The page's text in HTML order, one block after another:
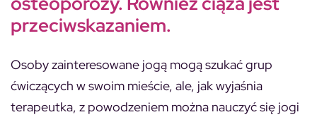
przeciwskazaniem.
Osoby zainteresowane jogą mogą szukać grup
ćwiczących w swoim mieście, ale, jak wyjaśnia
terapeutka, z powodzeniem można nauczyć się jogi